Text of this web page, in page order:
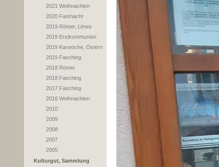
2021 Weihnachten
2020 Fastnacht
2019 Römer, Limes
2019 Erstkommunion
2019 Karwoche, Ostern
2019 Fasching
2018 Römer
2018 Fasching
2017 Fasching
2016 Weihnachten
2010
2009
2008
2007
2005
Kulturgut, Sammlung